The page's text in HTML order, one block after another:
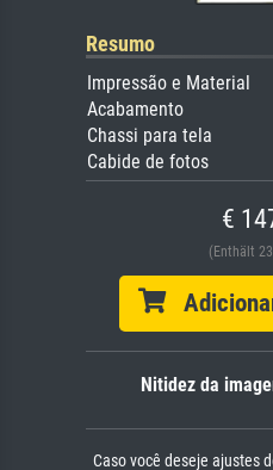
Resumo
Impressão e Material
Acabamento
Chassi para tela
Cabide de fotos
€
(Enthält
Nitidez da
Caso você deseje ajustes